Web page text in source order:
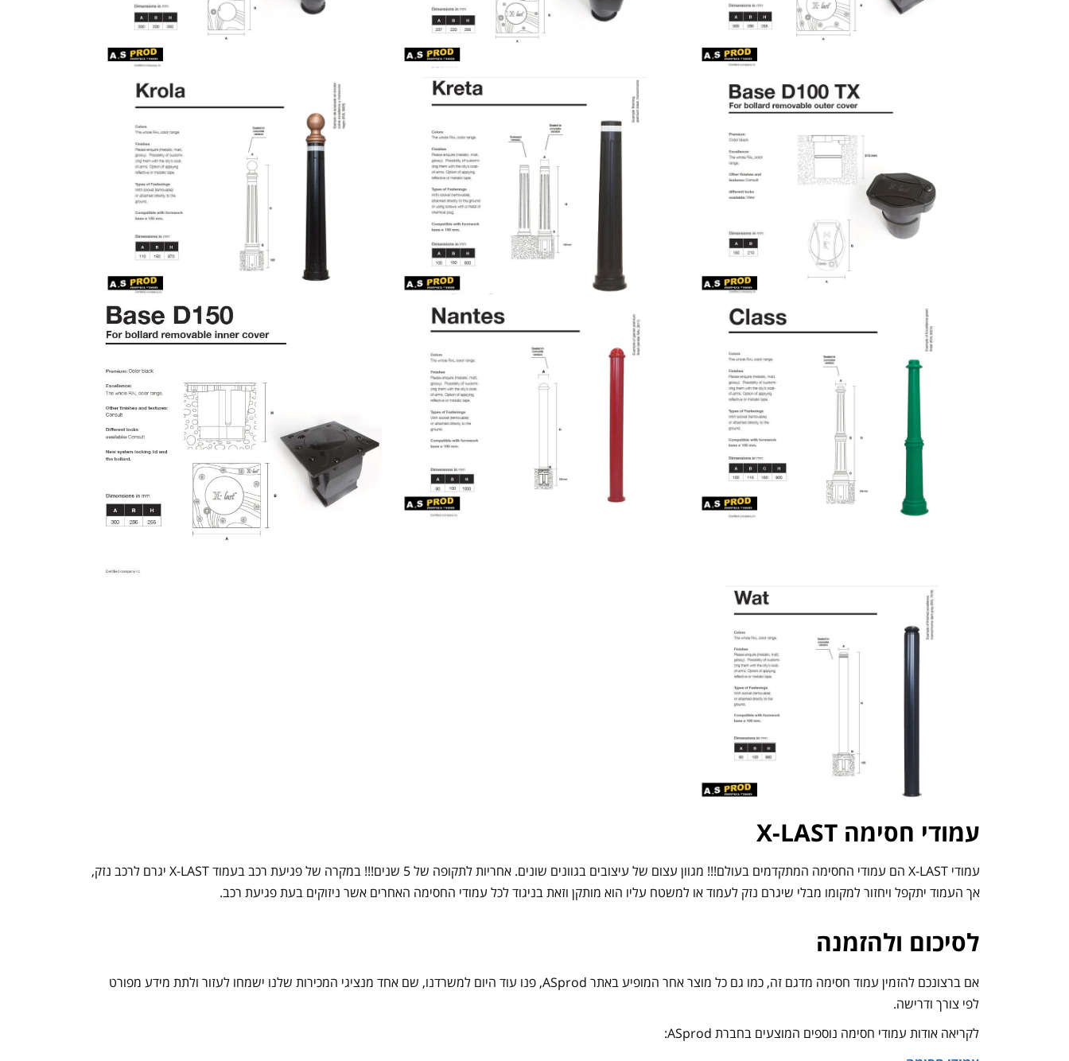
עמודי חסימה X-LAST
עמודי X-LAST הם עמודי החסימה המתקדמים בעולם!!! מגוון עצום של עיצובים בגוונים שונים. אחריות לתקופה של 5 שנים!!! במקרה של פגיעת רכב בעמוד X-LAST יגרם לרכב נזק,
אך העמוד יתקפל ויחזור למקומו מבלי שיגרם נזק לעמוד או למשטח עליו הוא מותקן וזאת בניגוד לכל עמודי החסימה האחרים אשר ניזוקים בעת פגיעת רכב.
לסיכום ולהזמנה
אם ברצונכם להזמין עמוד חסימה מדגם זה, כמו גם כל מוצר אחר המופיע באתר ASprod, פנו עוד היום למשרדנו, שם אחד מנציגי המכירות שלנו ישמחו לעזור ולתת מידע מפורט
לפי צורך ודרישה.
לקריאה אודות עמודי חסימה נוספים המוצעים בחברת ASprod: